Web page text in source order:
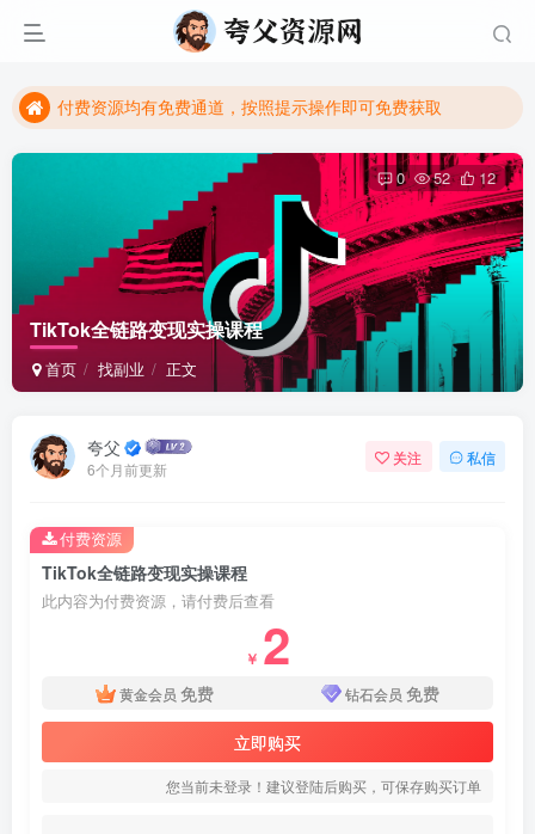
付费资源均有免费通道，按照提示操作即可免费获取
付费资源均有免费通道，按照提示操作即可免费获取
夸父资源网（ikuafu.com）全站免费，欢迎大家下载学习
TikTok全链路变现实操课程
首页 找副业 正文
0 52 12
夸父
6个月前更新
关注 私信
TikTok全链路变现实操课程
此内容为付费资源，请付费后查看
￥ 2
黄金会员 免费 钻石会员 免费
立即购买
您当前未登录！建议登陆后购买，可保存购买订单
付费资源